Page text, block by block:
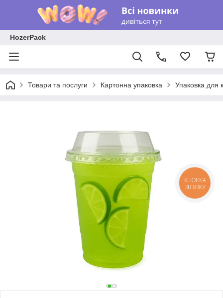
HozerPack
Товари та послуги Картонна упаковка Упаковка для
КНОПКА
ЗВ'ЯЗКУ